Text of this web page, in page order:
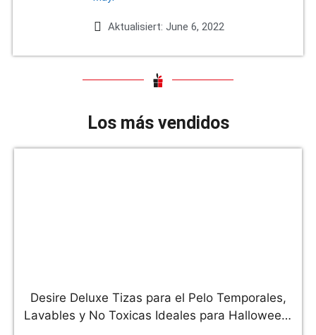
Aktualisiert: June 6, 2022
Los más vendidos
Desire Deluxe Tizas para el Pelo Temporales,
Lavables y No Toxicas Ideales para Halloween,